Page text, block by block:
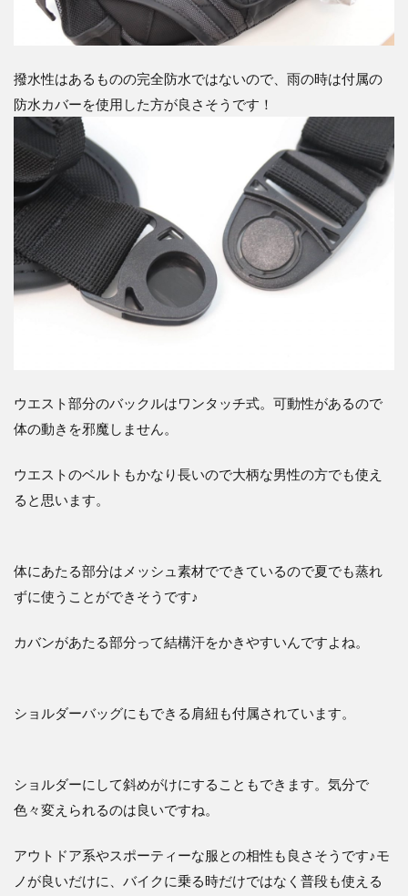
撥水性はあるものの完全防水ではないので、雨の時は付属の
防水カバーを使用した方が良さそうです！
ウエスト部分のバックルはワンタッチ式。可動性があるので
体の動きを邪魔しません。
ウエストのベルトもかなり長いので大柄な男性の方でも使え
ると思います。
体にあたる部分はメッシュ素材でできているので夏でも蒸れ
ずに使うことができそうです♪
カバンがあたる部分って結構汗をかきやすいんですよね。
ショルダーバッグにもできる肩紐も付属されています。
ショルダーにして斜めがけにすることもできます。気分で
色々変えられるのは良いですね。
アウトドア系やスポーティーな服との相性も良さそうです♪モ
ノが良いだけに、バイクに乗る時だけではなく普段も使える